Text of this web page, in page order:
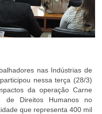
nas Indústrias de
nessa terça (28/3)
da operação Carne
de Direitos Humanos no
que representa 400 mil